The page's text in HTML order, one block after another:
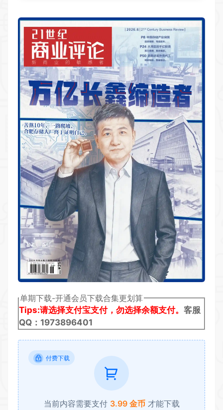
单期下载-开通会员下载合集更划算
Tips:请选择支付宝支付，勿选择余额支付。 客服
QQ：1973896401
付费下载
当前内容需要支付 3.99 金币 才能下载